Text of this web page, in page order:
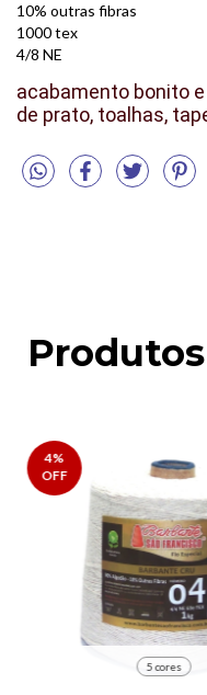
10% outras fibras
1000 tex
4/8 NE
acabamento bonito
de prato, toalhas,
4%
OFF
5 cores